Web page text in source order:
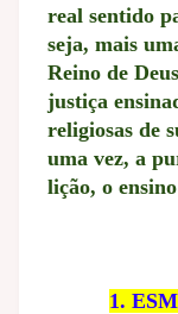
real sentido
seja, mais
Reino de
justiça
religiosas de
uma vez, a
lição, o
1.